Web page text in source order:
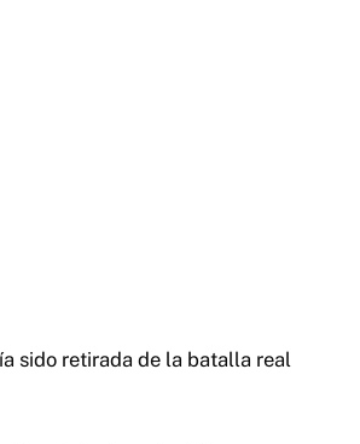
sido retirada de la batalla real